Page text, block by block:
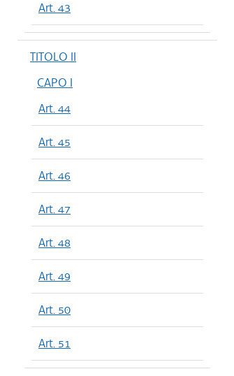
Art. 43
TITOLO II
CAPO I
Art. 44
Art. 45
Art. 46
Art. 47
Art. 48
Art. 49
Art. 50
Art. 51